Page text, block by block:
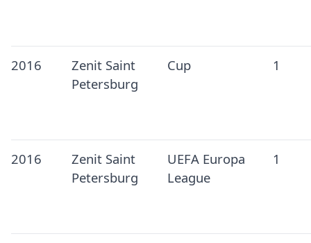
2016
Zenit Saint
Petersburg
Cup 1
2016
Zenit Saint
Petersburg
UEFA Europa
League
1